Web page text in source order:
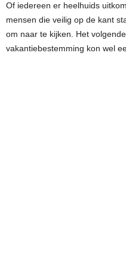
Of iedereen er heelhuids
mensen die veilig op de kant
om naar te kijken. Het
vakantiebestemming kon wel